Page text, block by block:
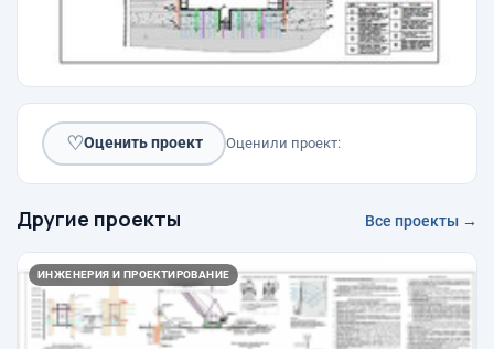
♡Оценить проект Оценили проект:
Другие проекты Все проекты →
ИНЖЕНЕРИЯ И ПРОЕКТИРОВАНИЕ